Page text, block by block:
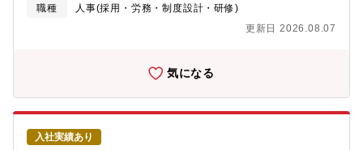
給、労務リスク対策、契約管理全般を担っていただきます。各職
先・派遣社員双方への教育やフォローを通じて、派遣運用の品質
せる業務】入社後は、派遣サポート部にて、イビデングループ内
の派遣管理業務全般を担当いただきます。具体的には、下記業務
を想定しています。・派遣人材の安定供給に向けた各種調整・派
遣先部門との人員ニーズ確認、要件整理・派遣社員の受入・就業
後フォロー・離職防止に向けたフォロー施策の実施・派遣先およ
び派遣社員向けの教育対応・労務リスク対策、遵法管理・派遣契
職種
人事(採用・労務・制度設計・研修)
更新日 2026.08.07
気になる
入社実績あり